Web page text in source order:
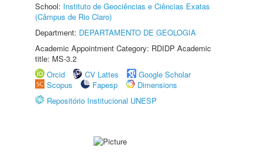
School: Instituto de Geociências e Ciências Exatas
(Câmpus de Rio Claro)
Department: DEPARTAMENTO DE GEOLOGIA
Academic Appointment Category: RDIDP Academic
title: MS-3.2
Orcid
CV Lattes
Google Scholar
Scopus
Fapesp
Dimensions
Repositório Institucional UNESP